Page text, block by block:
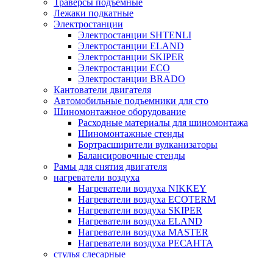
Траверсы подъемные
Лежаки подкатные
Электростанции
Электростанции SHTENLI
Электростанции ELAND
Электростанции SKIPER
Электростанции ECO
Электростанции BRADO
Кантователи двигателя
Автомобильные подъемники для сто
Шиномонтажное оборудование
Расходные материалы для шиномонтажа
Шиномонтажные стенды
Бортрасширители вулканизаторы
Балансировочные стенды
Рамы для снятия двигателя
нагреватели воздуха
Нагреватели воздуха NIKKEY
Нагреватели воздуха ECOTERM
Нагреватели воздуха SKIPER
Нагреватели воздуха ELAND
Нагреватели воздуха MASTER
Нагреватели воздуха РЕСАНТА
стулья слесарные